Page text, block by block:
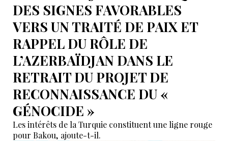
DES SIGNES FAVORABLES
VERS UN TRAITÉ DE PAIX ET
RAPPEL DU RÔLE DE
L’AZERBAÏDJAN DANS LE
RETRAIT DU PROJET DE
RECONNAISSANCE DU «
GÉNOCIDE »
Les intérêts de la Turquie constituent une ligne rouge
pour Bakou, ajoute-t-il.